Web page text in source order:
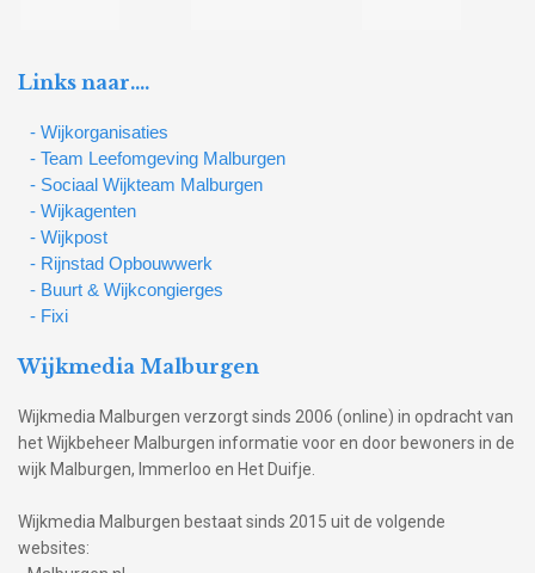
Links naar….
- Wijkorganisaties
- Team Leefomgeving Malburgen
- Sociaal Wijkteam Malburgen
- Wijkagenten
- Wijkpost
- Rijnstad Opbouwwerk
- Buurt & Wijkcongierges
- Fixi
Wijkmedia Malburgen
Wijkmedia Malburgen verzorgt sinds 2006 (online) in opdracht van
het Wijkbeheer Malburgen informatie voor en door bewoners in de
wijk Malburgen, Immerloo en Het Duifje.
Wijkmedia Malburgen bestaat sinds 2015 uit de volgende
websites: